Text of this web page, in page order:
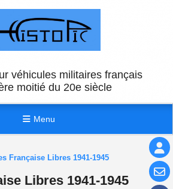
véhicules militaires français
moitié du 20e siècle
Menu
Française Libres 1941-1945
Libres 1941-1945